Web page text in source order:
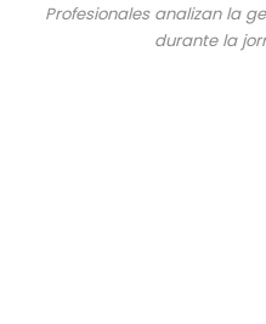
Profesionales analizan la
durante la